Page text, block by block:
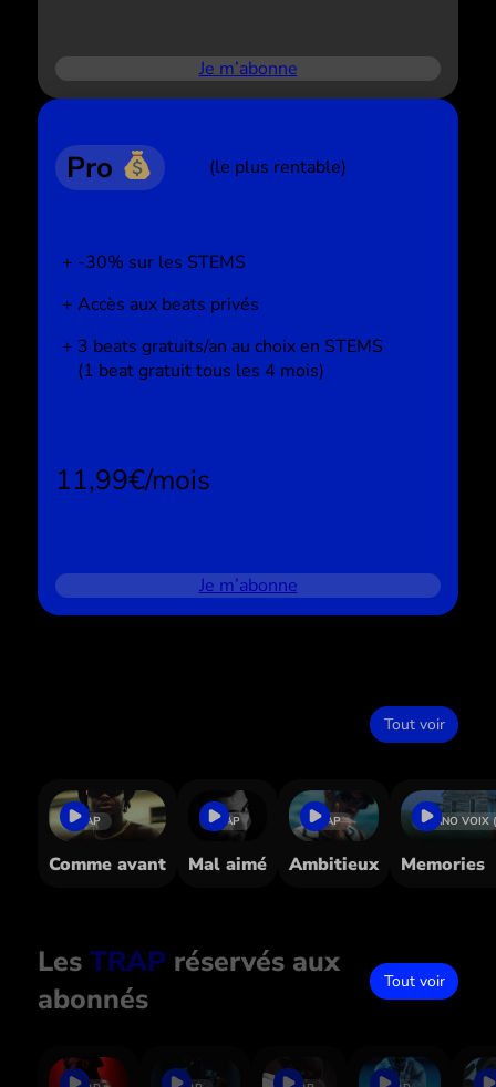
Je m’abonne
Pro (le plus rentable)
-30% sur les STEMS
Accès aux beats privés
3 beats gratuits/an au choix en STEMS
(1 beat gratuit tous les 4 mois)
11,99€/mois
Je m’abonne
Tout voir
TRAP
Comme avant
TRAP
Mal aimé
TRAP
Ambitieux
PIANO VOIX
Memories
Les TRAP réservés aux
abonnés
Tout voir